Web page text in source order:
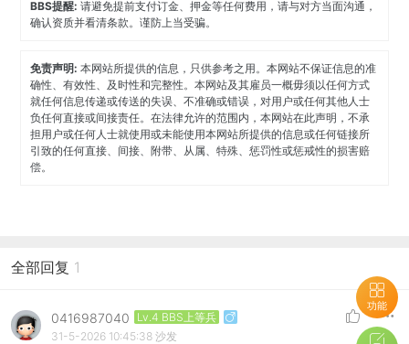
功能
BBS提醒:请避免提前支付订金、押金等任何费用，请与对方当面沟通，
确认资质并看清条款。谨防上当受骗。
免责声明:本网站所提供的信息，只供参考之用。本网站不保证信息的准
确性、有效性、及时性和完整性。本网站及其雇员一概毋须以任何方式
就任何信息传递或传送的失误、不准确或错误，对用户或任何其他人士
负任何直接或间接责任。在法律允许的范围内，本网站在此声明，不承
担用户或任何人士就使用或未能使用本网站所提供的信息或任何链接所
引致的任何直接、间接、附带、从属、特殊、惩罚性或惩戒性的损害赔
偿。
全部回复 1
0416987040
Lv.4 BBS上等兵
31-5-2026 10:45:38 沙发